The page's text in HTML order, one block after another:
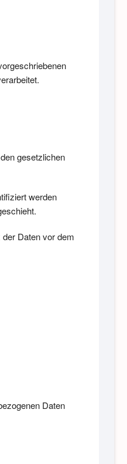
gesetzlichen
werden
Daten vor dem
Daten